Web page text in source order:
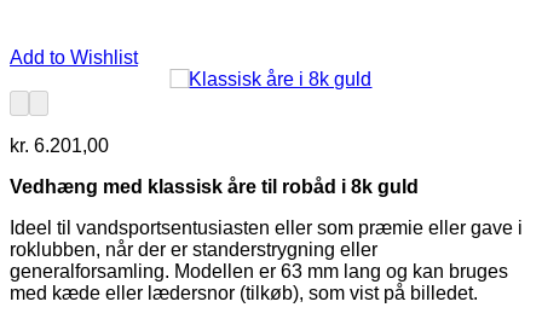
Add to Wishlist
kr. 6.201,00
Vedhæng med klassisk åre til robåd i 8k guld
Ideel til vandsportsentusiasten eller som præmie eller gave i
roklubben, når der er standerstrygning eller
generalforsamling. Modellen er 63 mm lang og kan bruges
med kæde eller lædersnor (tilkøb), som vist på billedet.